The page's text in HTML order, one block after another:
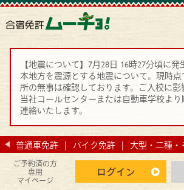
【地震について】7月28日 16時27分頃に
本地方を震源とする地震について。現時
所の無事は確認しております。ご入校に影
当社コールセンターまたは自動車学校よ
連絡いたします。
普通車免許 バイク免許 大型・二種・
ご予約済の方
専用
マイページ
ログイン